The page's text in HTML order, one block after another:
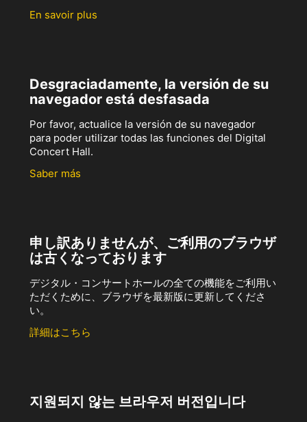
En savoir plus
Desgraciadamente, la versión de su
navegador está desfasada
Por favor, actualice la versión de su navegador
para poder utilizar todas las funciones del Digital
Concert Hall.
Saber más
申し訳ありませんが、ご利用のブラウザ
は古くなっております
デジタル・コンサートホールの全ての機能をご利用い
ただくために、ブラウザを最新版に更新してくださ
い。
詳細はこちら
지원되지 않는 브라우저 버전입니다